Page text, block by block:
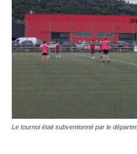
Le tournoi était subventionné par le